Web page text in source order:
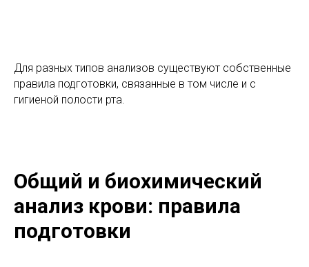
Для разных типов анализов существуют собственные
правила подготовки, связанные в том числе и с
гигиеной полости рта.
Общий и биохимический
анализ крови: правила
подготовки